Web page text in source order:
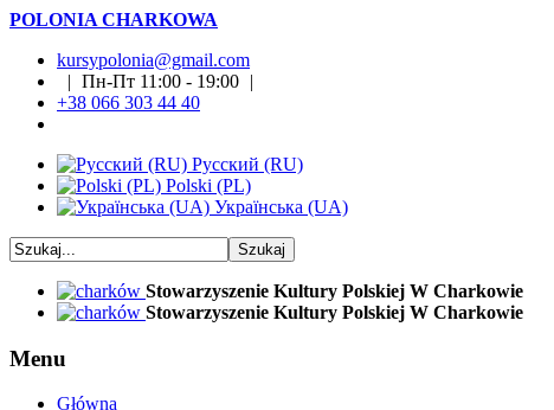
POLONIA CHARKOWA
kursypolonia@gmail.com
| Пн-Пт 11:00 - 19:00 |
+38 066 303 44 40
Русский (RU)
Polski (PL)
Українська (UA)
Stowarzyszenie Kultury Polskiej W Charkowie
Stowarzyszenie Kultury Polskiej W Charkowie
Menu
Główna